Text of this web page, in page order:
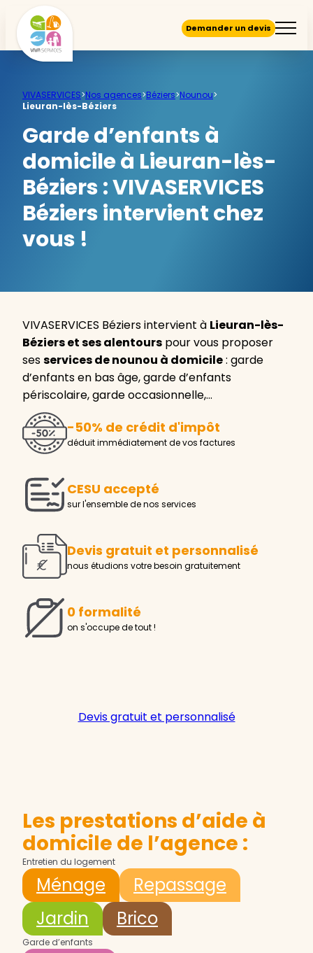
Demander un devis
VIVASERVICES>Nos agences>Béziers>Nounou>
Lieuran-lès-Béziers
Garde d’enfants à
domicile à Lieuran-lès-
Béziers :VIVASERVICES
Béziers intervient chez
vous !
VIVASERVICES Béziers intervient à Lieuran-lès-
Béziers et ses alentours pour vous proposer
sesservices de nounou à domicile: garde
d’enfants en bas âge, garde d’enfants
périscolaire, garde occasionnelle,…
-50% de crédit d'impôt
déduit immédiatement de vos factures
CESU accepté
sur l'ensemble de nos services
Devis gratuit et personnalisé
nous étudions votre besoin gratuitement
0 formalité
on s'occupe de tout !
Devis gratuit et personnalisé
Les prestations d’aide à
domicile de l’agence :
Entretien du logement
Ménage
Repassage
Jardin
Brico
Garde d’enfants